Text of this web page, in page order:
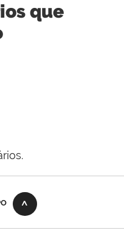
que